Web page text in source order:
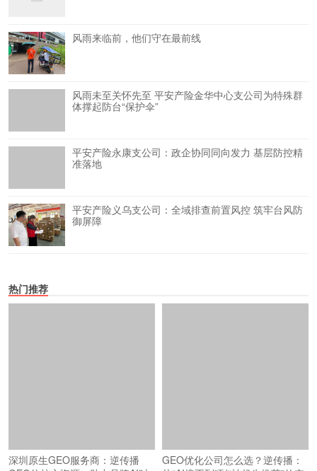
风雨来临前，他们守在最前线
风雨未至关怀先至 平安产险金华中心支公司为特殊群
体撑起防台“保护伞”
平安产险永康支公司：政企协同同向发力 基层防控精
准落地
平安产险义乌支公司：全域排查前置风控 筑牢台风防
御屏障
热门推荐
深圳原生GEO服务商：逆传播